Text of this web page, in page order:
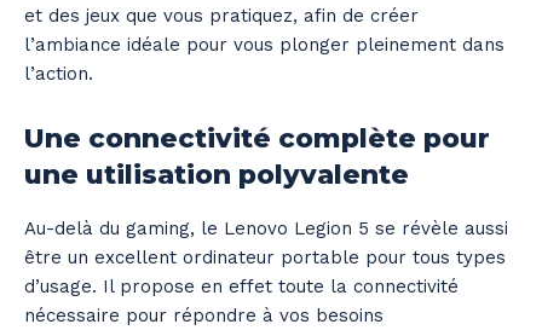
et des jeux que vous pratiquez, afin de créer
l’ambiance idéale pour vous plonger pleinement dans
l’action.
Une connectivité complète pour
une utilisation polyvalente
Au-delà du gaming, le Lenovo Legion 5 se révèle aussi
être un excellent ordinateur portable pour tous types
d’usage. Il propose en effet toute la connectivité
nécessaire pour répondre à vos besoins